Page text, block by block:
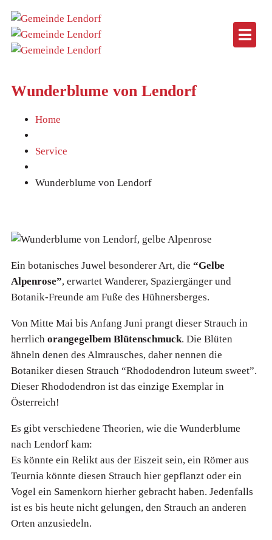
Wunderblume von Lendorf
Home
Service
Wunderblume von Lendorf
Ein botanisches Juwel besonderer Art, die “Gelbe
Alpenrose”, erwartet Wanderer, Spaziergänger und
Botanik-Freunde am Fuße des Hühnersberges.
Von Mitte Mai bis Anfang Juni prangt dieser Strauch in
herrlich orangegelbem Blütenschmuck. Die Blüten
ähneln denen des Almrausches, daher nennen die
Botaniker diesen Strauch “Rhododendron luteum sweet”.
Dieser Rhododendron ist das einzige Exemplar in
Österreich!
Es gibt verschiedene Theorien, wie die Wunderblume
nach Lendorf kam:
Es könnte ein Relikt aus der Eiszeit sein, ein Römer aus
Teurnia könnte diesen Strauch hier gepflanzt oder ein
Vogel ein Samenkorn hierher gebracht haben. Jedenfalls
ist es bis heute nicht gelungen, den Strauch an anderen
Orten anzusiedeln.